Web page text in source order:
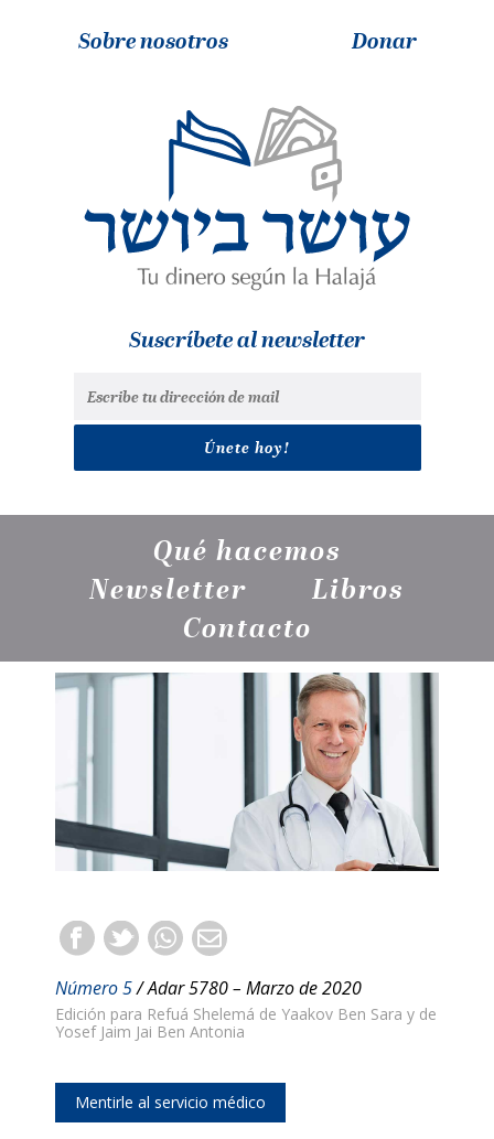
Sobre nosotros Donar
Suscríbete al newsletter
Qué hacemos
Newsletter
Libros
Contacto
Número 5/ Adar 5780 – Marzo de 2020
Edición para Refuá Shelemá de Yaakov Ben Sara y de
Yosef Jaim Jai Ben Antonia
Mentirle al servicio médico